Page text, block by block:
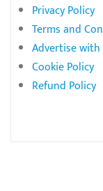
Privacy Policy
Terms and
Advertise with
Cookie Policy
Refund Policy